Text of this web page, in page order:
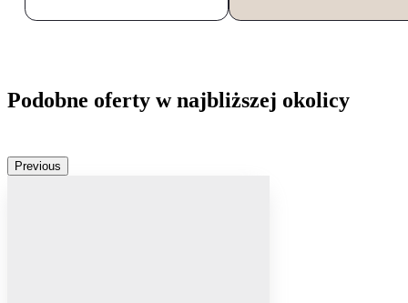
Podobne oferty w najbliższej okolicy
Previous